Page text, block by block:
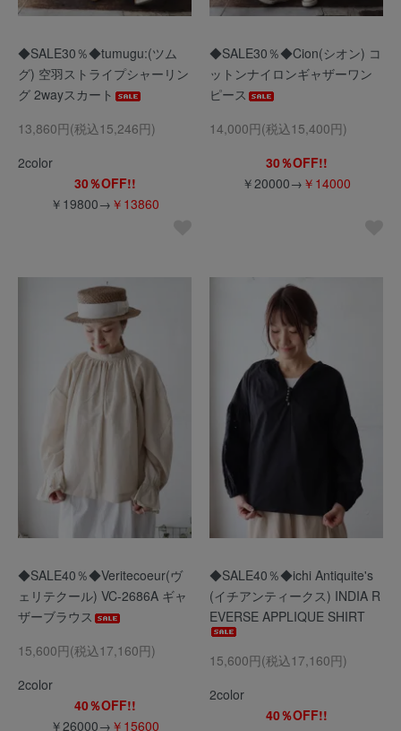
◆SALE30％◆tumugu:(ツム
グ) 空羽ストライプシャーリン
グ 2wayスカート
13,860円(税込15,246円)
2color
30％OFF!!
￥19800→ ￥13860
◆SALE30％◆Cion(シオン) コ
ットンナイロンギャザーワン
ピース
14,000円(税込15,400円)
30％OFF!!
￥20000→ ￥14000
◆SALE40％◆Veritecoeur(ヴ
ェリテクール) VC-2686A ギャ
ザーブラウス
15,600円(税込17,160円)
2color
40％OFF!!
￥26000→ ￥15600
◆SALE40％◆ichi Antiquite's
(イチアンティークス) INDIA R
EVERSE APPLIQUE SHIRT
15,600円(税込17,160円)
2color
40％OFF!!